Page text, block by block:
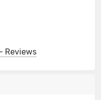
Reviews